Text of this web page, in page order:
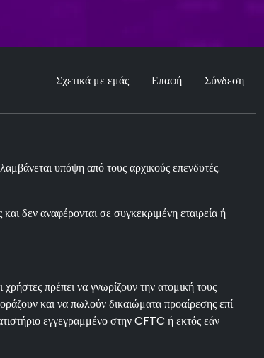
Σχετικά με εμάς Επαφή Σύνδεση
υπόψη από τους αρχικούς επενδυτές.
δεν αναφέρονται σε συγκεκριμένη εταιρεία ή
πρέπει να γνωρίζουν την ατομική τους
και να πωλούν δικαιώματα προαίρεσης επί
εγγεγραμμένο στην CFTC ή εκτός εάν